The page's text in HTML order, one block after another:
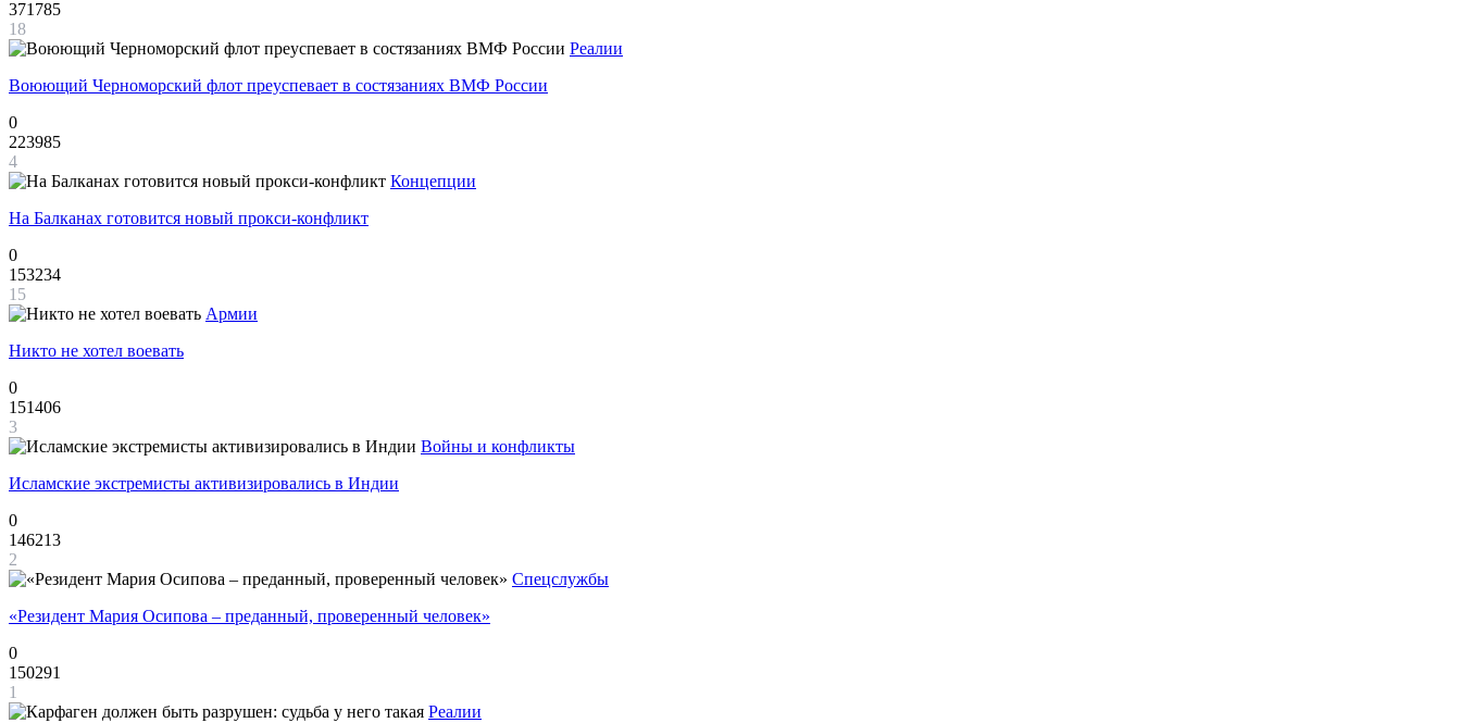
371785
18
Реалии
Воюющий Черноморский флот преуспевает в состязаниях ВМФ России
0
223985
4
Концепции
На Балканах готовится новый прокси-конфликт
0
153234
15
Армии
Никто не хотел воевать
0
151406
3
Войны и конфликты
Исламские экстремисты активизировались в Индии
0
146213
2
Спецслужбы
«Резидент Мария Осипова – преданный, проверенный человек»
0
150291
1
Реалии